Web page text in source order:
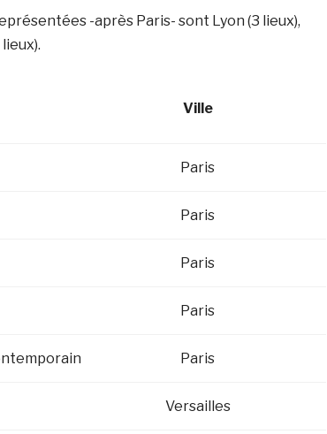
-après Paris- sont Lyon (3 lieux),
Ville
Paris
Paris
Paris
Paris
Paris
Versailles